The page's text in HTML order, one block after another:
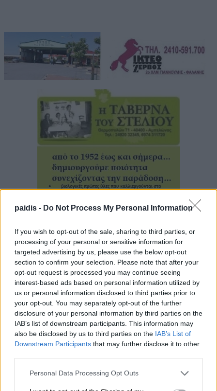
paidis - Do Not Process My Personal Information
If you wish to opt-out of the sale, sharing to third parties, or
processing of your personal or sensitive information for
targeted advertising by us, please use the below opt-out
section to confirm your selection. Please note that after your
opt-out request is processed you may continue seeing
interest-based ads based on personal information utilized by
us or personal information disclosed to third parties prior to
your opt-out. You may separately opt-out of the further
disclosure of your personal information by third parties on the
IAB’s list of downstream participants. This information may
also be disclosed by us to third parties on the IAB’s List of
Downstream Participants that may further disclose it to other
Personal Data Processing Opt Outs
▌ΤΕΛΕΥΤΑΙΑ ΝΕΑ